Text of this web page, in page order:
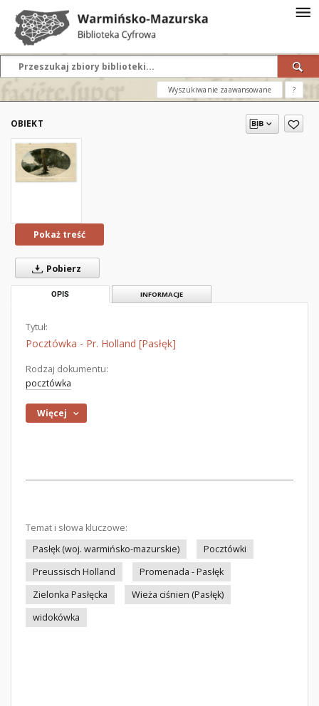
Wyszukiwanie zaawansowane ?
OBIEKT
Pokaż treść
Pobierz
OPIS INFORMACJE
Tytuł:
Pocztówka - Pr. Holland [Pasłęk]
Rodzaj dokumentu:
pocztówka
Więcej
Temat i słowa kluczowe:
Pasłęk (woj. warmińsko-mazurskie)
Pocztówki
Preussisch Holland
Promenada - Pasłęk
Zielonka Pasłęcka
Wieża ciśnien (Pasłęk)
widokówka